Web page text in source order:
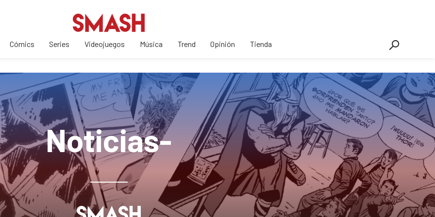
Cómics Series Videojuegos Música Trend Opinión Tienda
Noticias-